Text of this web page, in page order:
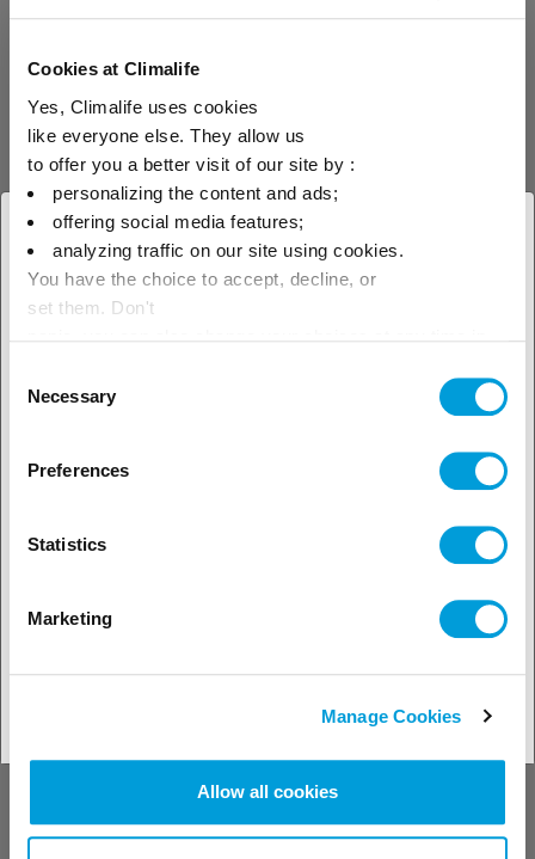
Cookies at Climalife
Yes, Climalife uses cookies
like everyone else. They allow us
to offer you a better visit of our site by :
personalizing the content and ads;
offering social media features;
analyzing traffic on our site using cookies.
You have the choice to accept, decline, or
set them. Don't
Selection
Necessary
Preferences
Statistics
Marketing
Manage Cookies
Allow all cookies
× Sluit
Selecteer je geografische
R-448A (Solstice® N40) is een
“niet-azeotropisch” HFK/HFO-
mengsel met een laag GWP. Dit
koudemiddel is ontwikkeld om
R-404A te vervangen in nieuwe
of bestaande installaties in
commerciële en industriële
koeltoepassingen.
Koudemiddelen
R-134a
koeling en airconditioning, voor
R-744 (CO2)